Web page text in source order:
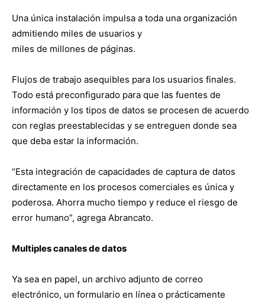
Una única instalación impulsa a toda una organización
admitiendo miles de usuarios y
miles de millones de páginas.
Flujos de trabajo asequibles para los usuarios finales.
Todo está preconfigurado para que las fuentes de
información y los tipos de datos se procesen de acuerdo
con reglas preestablecidas y se entreguen donde sea
que deba estar la información.
“Esta integración de capacidades de captura de datos
directamente en los procesos comerciales es única y
poderosa. Ahorra mucho tiempo y reduce el riesgo de
error humano”, agrega Abrancato.
Multiples canales de datos
Ya sea en papel, un archivo adjunto de correo
electrónico, un formulario en línea o prácticamente